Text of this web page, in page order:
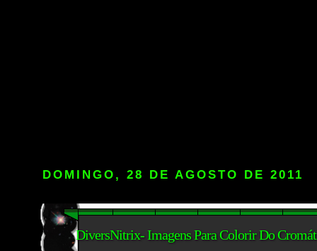
DOMINGO, 28 DE AGOSTO DE 2011
DiversNitrix- Imagens Para Colorir Do